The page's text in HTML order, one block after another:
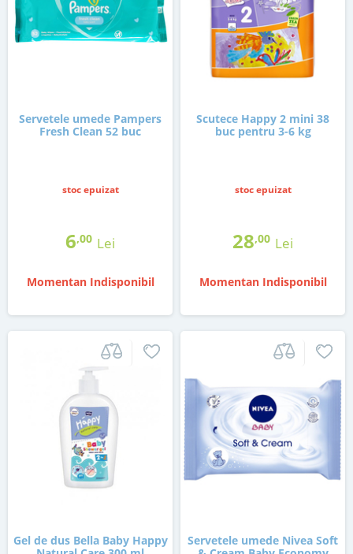
Servetele umede Pampers
Fresh Clean 52 buc
stoc epuizat
6,00 Lei
Momentan Indisponibil
Scutece Happy 2 mini 38
buc pentru 3-6 kg
stoc epuizat
28,00 Lei
Momentan Indisponibil
Gel de dus Bella Baby Happy
Servetele umede Nivea Soft